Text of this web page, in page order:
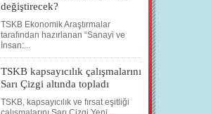
değiştirecek?
TSKB Ekonomik Araştırmalar
tarafından hazırlanan “Sanayi ve
İnsan:...
TSKB kapsayıcılık çalışmalarını
Sarı Çizgi altında topladı
TSKB, kapsayıcılık ve fırsat eşitliği